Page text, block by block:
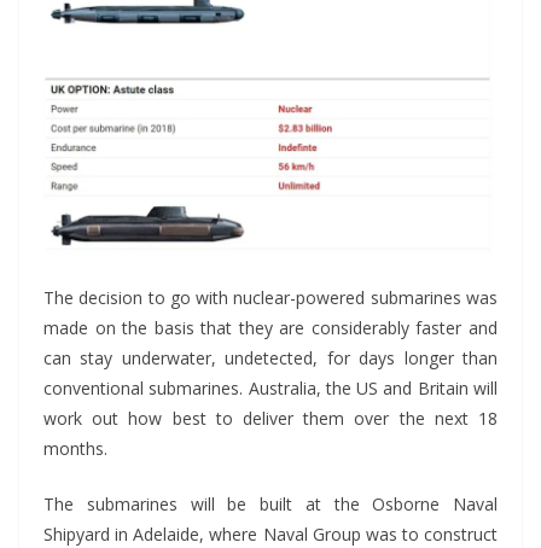
The decision to go with nuclear-powered submarines was
made on the basis that they are considerably faster and
can stay underwater, undetected, for days longer than
conventional submarines. Australia, the US and Britain will
work out how best to deliver them over the next 18
months.
The submarines will be built at the Osborne Naval
Shipyard in Adelaide, where Naval Group was to construct